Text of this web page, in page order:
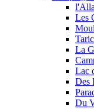
Les
La
Lac
Des
Du